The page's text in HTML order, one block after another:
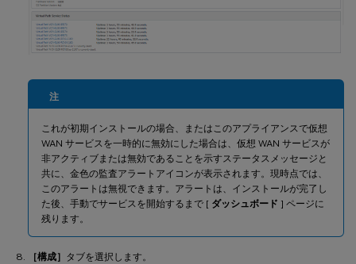
注
これが初期インストールの場合、またはこのアプライアンスで仮想
WAN サービスを一時的に無効にした場合は、仮想 WAN サービスが
非アクティブまたは無効であることを示すステータスメッセージと
共に、金色の監査アラートアイコンが表示されます。現時点では、
このアラートは無視できます。アラートは、インストールが完了し
た後、手動でサービスを開始するまで [ ダッシュボード ] ページに
残ります。
［構成］ タブを選択します。